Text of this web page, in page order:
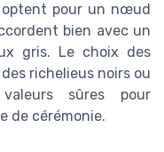
pour un nœud
bien avec un
gris. Le choix des
richelieus noirs ou
sûres pour
de cérémonie.